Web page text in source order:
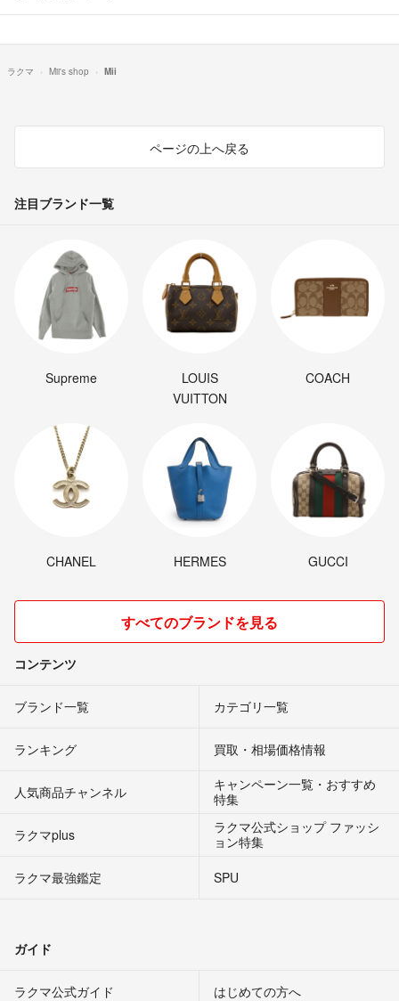
ラクマ Mii's shop Mii
ページの上へ戻る
注目ブランド一覧
Supreme
LOUIS
VUITTON
COACH
CHANEL HERMES GUCCI
すべてのブランドを見る
コンテンツ
ブランド一覧 カテゴリ一覧
ランキング 買取・相場価格情報
人気商品チャンネル
キャンペーン一覧・おすすめ
特集
ラクマplus
ラクマ公式ショップ ファッシ
ョン特集
ラクマ最強鑑定
SPU
ガイド
ラクマ公式ガイド はじめての方へ